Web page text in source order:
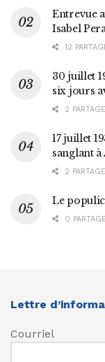
Entrevue
Isabel
12
30 juillet
six jours
2
17 juillet
sanglant à
2
Le
0
Lettre
Courriel